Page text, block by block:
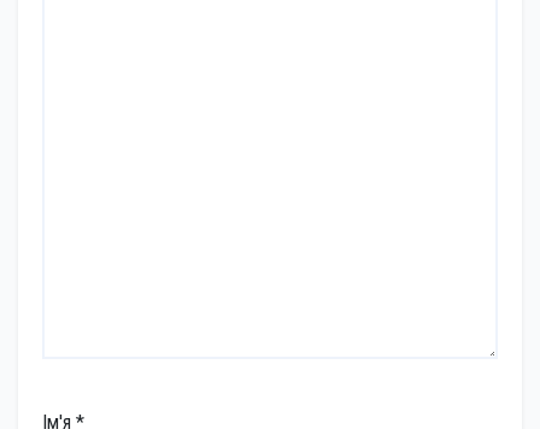
Ім'я *